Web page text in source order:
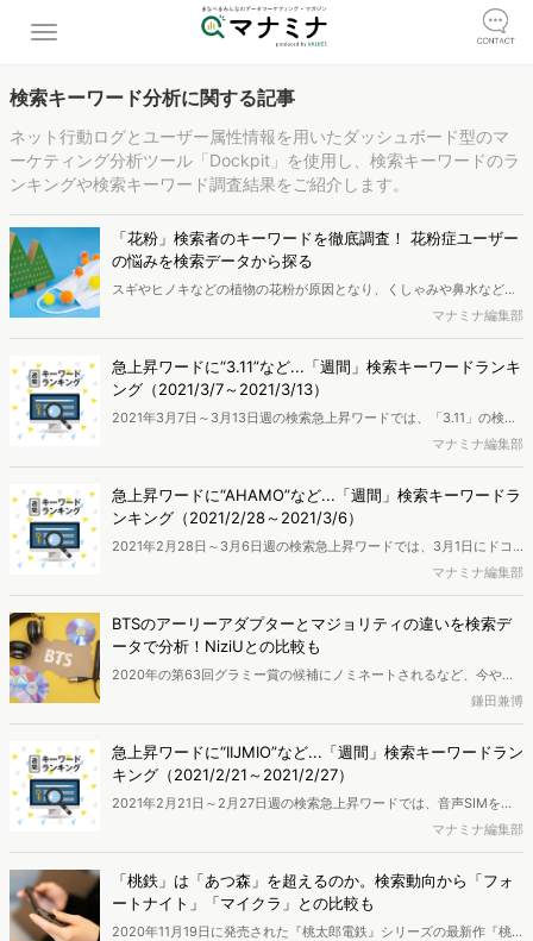
検索キーワード分析に関する記事
ネット行動ログとユーザー属性情報を用いたダッシュボード型のマ
ーケティング分析ツール「Dockpit」を使用し、検索キーワードのラ
ンキングや検索キーワード調査結果をご紹介します。
「花粉」検索者のキーワードを徹底調査！ 花粉症ユーザー
の悩みを検索データから探る
スギやヒノキなどの植物の花粉が原因となり、くしゃみや鼻水などの
アレルギー症状を起こす花粉症。特に今年（2021年）は約2年毎に訪
れる花粉の飛散量が多い年となっているようです。そこで、今回は分
析ツール「Dockpit」を使って、花粉症ユーザーがどんなことに興味
関心があるのかなど、季節特有の悩みである「花粉」に関連するキー
ワードに着目して調査・分析をしてみました。
マナミナ編集部
急上昇ワードに“3.11”など...「週間」検索キーワードランキ
ング（2021/3/7～2021/3/13）
2021年3月7日～3月13日週の検索急上昇ワードでは、「3.11」の検索
が急増しました。今年は東日本大震災から10年の節目であり、3月11
日にヤフーとLINEが共同で実施したチャリティー企画「検索は、チカ
ラになる。」が検索の後押しとなったと考えれます。全国のモニター
会員の協力により、ネット行動ログとユーザー属性情報を用いたマー
ケティング分析を行い、検索キーワードランキングを作成しました。
マナミナ編集部
急上昇ワードに“AHAMO”など...「週間」検索キーワードラ
ンキング（2021/2/28～2021/3/6）
2021年2月28日～3月6日週の検索急上昇ワードでは、3月1日にドコ
モが「ahamo」の料金を2700円(税別)に値下げすることを発表し、新
料金プランへの注目がさらに高まったことで「ahamo」関連の検索が
急増。全国のモニター会員の協力により、ネット行動ログとユーザー
属性情報を用いたマーケティング分析を行い、検索キーワードランキ
ングを作成しました。
マナミナ編集部
BTSのアーリーアダプターとマジョリティの違いを検索デ
ータで分析！NiziUとの比較も
2020年の第63回グラミー賞の候補にノミネートされるなど、今や破
竹の勢いで世界に進出する韓国発の7人組男性ヒップホップアイドル
グループ「BTS」。本記事ではそんな「BTS」を検索するユーザーの
変化を分析します。比較的初期から「BTS」ワードを検索していたア
ーリーアダプター層と、最近の世界的人気を受けて検索行動を行うマ
ジョリティ層には、どのような違いがあるのでしょうか。
鎌田兼博
急上昇ワードに“IIJMIO”など...「週間」検索キーワードラン
キング（2021/2/21～2021/2/27）
2021年2月21日～2月27日週の検索急上昇ワードでは、音声SIMを月
780円から提供するなど、大幅な値下げが発表され話題となった
「IIJmio」の新プランに注目が集まり、検索数が急増。全国のモニタ
ー会員の協力により、ネット行動ログとユーザー属性情報を用いたマ
ーケティング分析を行い、検索キーワードランキングを作成しまし
た。
マナミナ編集部
「桃鉄」は「あつ森」を超えるのか。検索動向から「フォ
ートナイト」「マイクラ」との比較も
2020年11月19日に発売された『桃太郎電鉄』シリーズの最新作『桃